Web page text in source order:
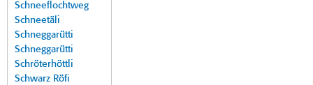
Schneeflochtweg
Schneetäli
Schneggarütti
Schneggarütti
Schröterhöttli
Schwarz Röfi